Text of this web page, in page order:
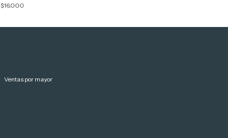
$16.000
Ventas por mayor